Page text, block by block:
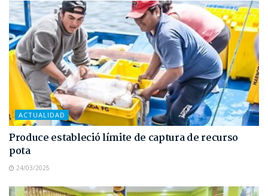
ACTUALIDAD
Produce estableció límite de captura de recurso
pota
24/03/2025